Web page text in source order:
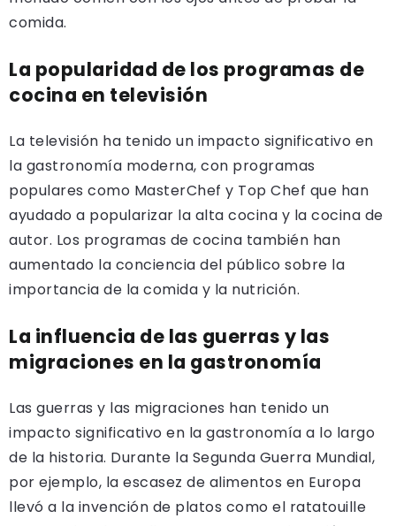
comida.
La popularidad de los programas de
cocina en televisión
La televisión ha tenido un impacto significativo en
la gastronomía moderna, con programas
populares como MasterChef y Top Chef que han
ayudado a popularizar la alta cocina y la cocina de
autor. Los programas de cocina también han
aumentado la conciencia del público sobre la
importancia de la comida y la nutrición.
La influencia de las guerras y las
migraciones en la gastronomía
Las guerras y las migraciones han tenido un
impacto significativo en la gastronomía a lo largo
de la historia. Durante la Segunda Guerra Mundial,
por ejemplo, la escasez de alimentos en Europa
llevó a la invención de platos como el ratatouille